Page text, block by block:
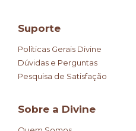
Suporte
Políticas Gerais Divine
Dúvidas e Perguntas
Pesquisa de Satisfação
Sobre a Divine